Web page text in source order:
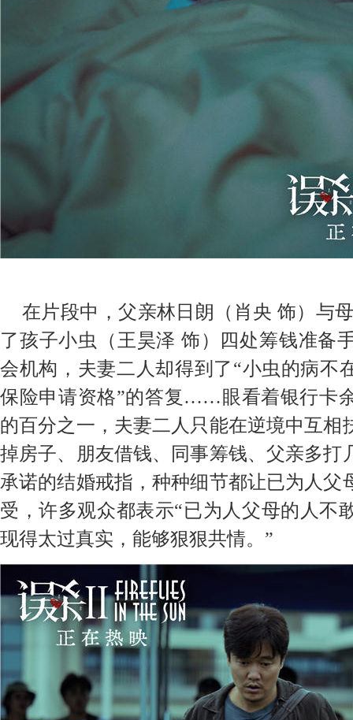
在片段中，父亲林日朗（肖央 饰）与
了孩子小虫（王昊泽 饰）四处筹钱准备
会机构，夫妻二人却得到了“小虫的病不
保险申请资格”的答复……眼看着银行卡
的百分之一，夫妻二人只能在逆境中互相
掉房子、朋友借钱、同事筹钱、父亲多打
承诺的结婚戒指，种种细节都让已为人父
受，许多观众都表示“已为人父母的人不
现得太过真实，能够狠狠共情。”